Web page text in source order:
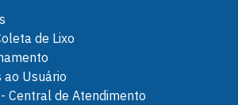
de Lixo
ao Usuário
Central de Atendimento